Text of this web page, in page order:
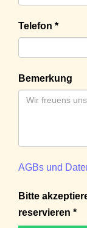
Telefon *
Bemerkung
AGBs und
Bitte
reservieren *